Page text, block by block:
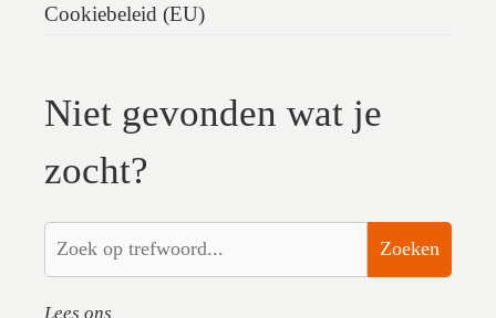
Cookiebeleid (EU)
Niet gevonden wat je
zocht?
Zoeken
Lees ons